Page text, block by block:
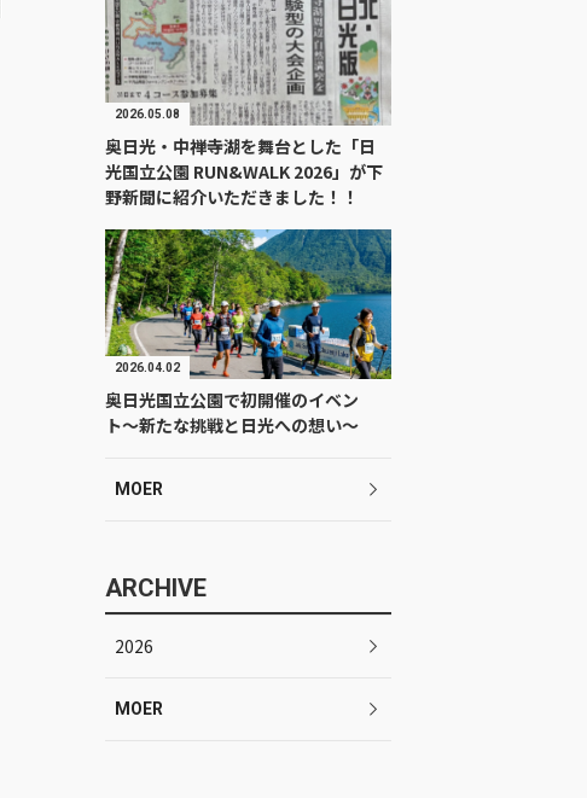
2026.05.08
奥日光・中禅寺湖を舞台とした「日
光国立公園 RUN&WALK 2026」が下
野新聞に紹介いただきました！！
2026.04.02
奥日光国立公園で初開催のイベン
ト〜新たな挑戦と日光への想い〜
MOER
ARCHIVE
2026
MOER